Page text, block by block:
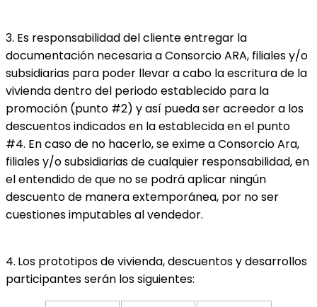
3. Es responsabilidad del cliente entregar la
documentación necesaria a Consorcio ARA, filiales y/o
subsidiarias para poder llevar a cabo la escritura de la
vivienda dentro del periodo establecido para la
promoción (punto #2) y así pueda ser acreedor a los
descuentos indicados en la establecida en el punto
#4. En caso de no hacerlo, se exime a Consorcio Ara,
filiales y/o subsidiarias de cualquier responsabilidad, en
el entendido de que no se podrá aplicar ningún
descuento de manera extemporánea, por no ser
cuestiones imputables al vendedor.
4. Los prototipos de vivienda, descuentos y desarrollos
participantes serán los siguientes: